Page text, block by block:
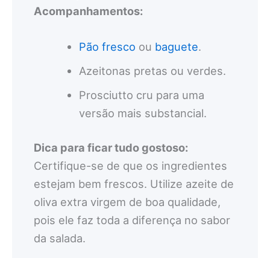
Acompanhamentos:
Pão fresco ou baguete.
Azeitonas pretas ou verdes.
Prosciutto cru para uma
versão mais substancial.
Dica para ficar tudo gostoso:
Certifique-se de que os ingredientes
estejam bem frescos. Utilize azeite de
oliva extra virgem de boa qualidade,
pois ele faz toda a diferença no sabor
da salada.